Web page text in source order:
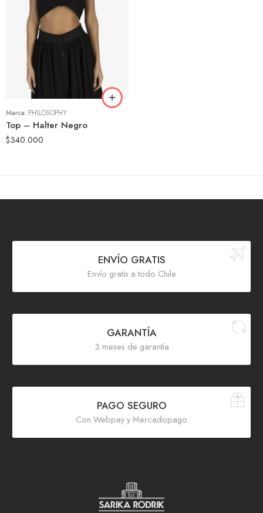
Marca: PHILOSOPHY
Top – Halter Negro
$340.000
42
ENVÍO GRATIS
Envío gratis a todo Chile
GARANTÍA
3 meses de garantía
PAGO SEGURO
Con Webpay y Mercadopago